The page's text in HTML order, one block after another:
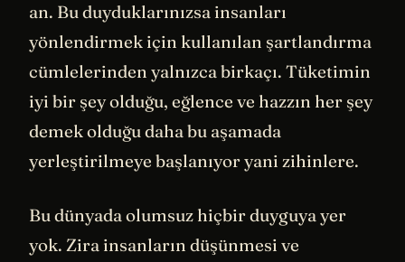
an. Bu duyduklarınızsa insanları
yönlendirmek için kullanılan şartlandırma
cümlelerinden yalnızca birkaçı. Tüketimin
iyi bir şey olduğu, eğlence ve hazzın her şey
demek olduğu daha bu aşamada
yerleştirilmeye başlanıyor yani zihinlere.
Bu dünyada olumsuz hiçbir duyguya yer
yok. Zira insanların düşünmesi ve